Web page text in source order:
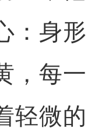
：身形
，每一
轻微的